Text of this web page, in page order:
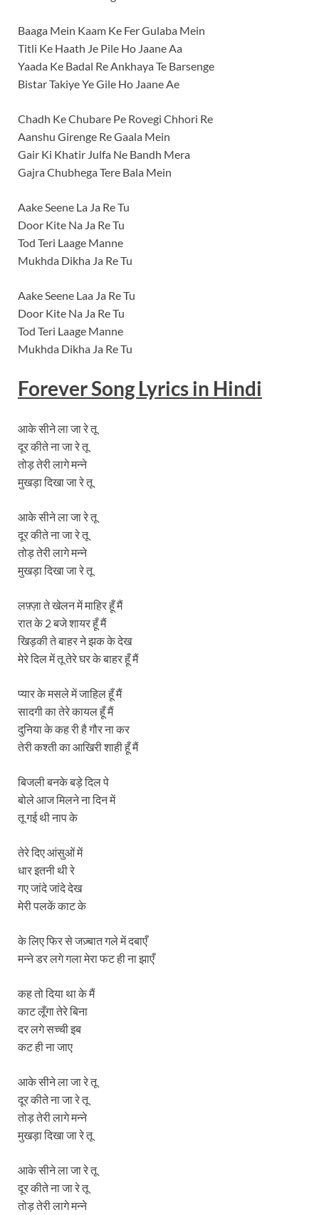
Baaga Mein Kaam Ke Fer Gulaba Mein
Titli Ke Haath Je Pile Ho Jaane Aa
Yaada Ke Badal Re Ankhaya Te Barsenge
Bistar Takiye Ye Gile Ho Jaane Ae
Chadh Ke Chubare Pe Rovegi Chhori Re
Aanshu Girenge Re Gaala Mein
Gair Ki Khatir Julfa Ne Bandh Mera
Gajra Chubhega Tere Bala Mein
Aake Seene La Ja Re Tu
Door Kite Na Ja Re Tu
Tod Teri Laage Manne
Mukhda Dikha Ja Re Tu
Aake Seene Laa Ja Re Tu
Door Kite Na Ja Re Tu
Tod Teri Laage Manne
Mukhda Dikha Ja Re Tu
Forever Song Lyrics in Hindi
आके सीने ला जा रे तू
दूर कीते ना जा रे तू
तोड़ तेरी लागे मन्ने
मुखड़ा दिखा जा रे तू
आके सीने ला जा रे तू
दूर कीते ना जा रे तू
तोड़ तेरी लागे मन्ने
मुखड़ा दिखा जा रे तू
लफ़्ज़ा ते खेलन में माहिर हूँ मैं
रात के 2 बजे शायर हूँ मैं
खिड़की ते बाहर ने झक के देख
मेरे दिल में तू तेरे घर के बाहर हूँ मैं
प्यार के मसले में जाहिल हूँ मैं
सादगी का तेरे कायल हूँ मैं
दुनिया के कह री है गौर ना कर
तेरी कश्ती का आखिरी शाही हूँ मैं
बिजली बनके बड़े दिल पे
बोले आज मिलने ना दिन में
तू गई थी नाप के
तेरे दिए आंसुओं में
धार इतनी थी रे
गए जांदे जांदे देख
मेरी पलकें काट के
के लिए फिर से जज़्बात गले में दबाएँ
मन्ने डर लगे गला मेरा फट ही ना झाएँ
कह तो दिया था के मैं
काट लूँगा तेरे बिना
दर लगे सच्ची इब
कट ही ना जाए
आके सीने ला जा रे तू
दूर कीते ना जा रे तू
तोड़ तेरी लागे मन्ने
मुखड़ा दिखा जा रे तू
आके सीने ला जा रे तू
दूर कीते ना जा रे तू
तोड़ तेरी लागे मन्ने